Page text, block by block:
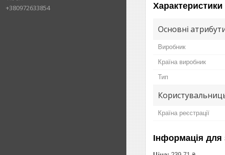
+380972633854 Характеристики
Основні
Виробник
Країна виробник
Тип
Країна реєстрації
Інформація